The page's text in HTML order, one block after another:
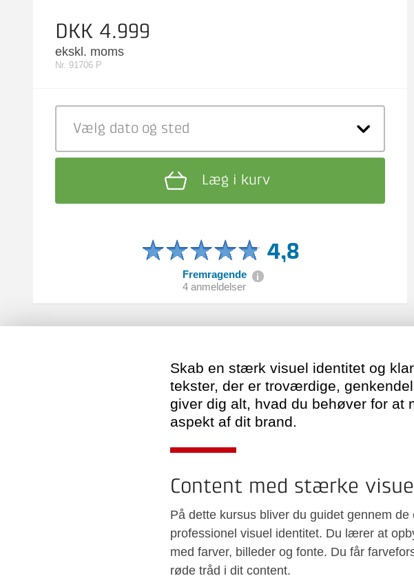
DKK 4.999
ekskl. moms
Nr. 91706 P
Vælg dato og sted
Læg i kurv
4,8
Fremragende
4 anmeldelser
Skab en stærk visuel identitet og
tekster, der er troværdige,
giver dig alt, hvad du behøver for at
aspekt af dit brand.
Content med stærke
På dette kursus bliver du guidet gennem
professionel visuel identitet. Du lærer at
med farver, billeder og fonte. Du får
røde tråd i dit content.